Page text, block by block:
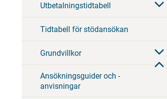
Utbetalningstidtabell
Tidtabell för stödansökan
Grundvillkor
Ansökningsguider och -
anvisningar